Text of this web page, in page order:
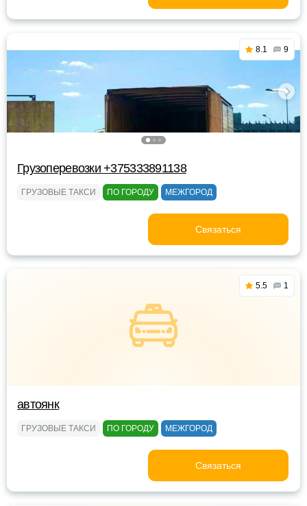
8.1 9
Грузоперевозки +375333891138
ГРУЗОВЫЕ ТАКСИ ПО ГОРОДУ МЕЖГОРОД
Связаться
5.5 1
автоянк
ГРУЗОВЫЕ ТАКСИ ПО ГОРОДУ МЕЖГОРОД
Связаться